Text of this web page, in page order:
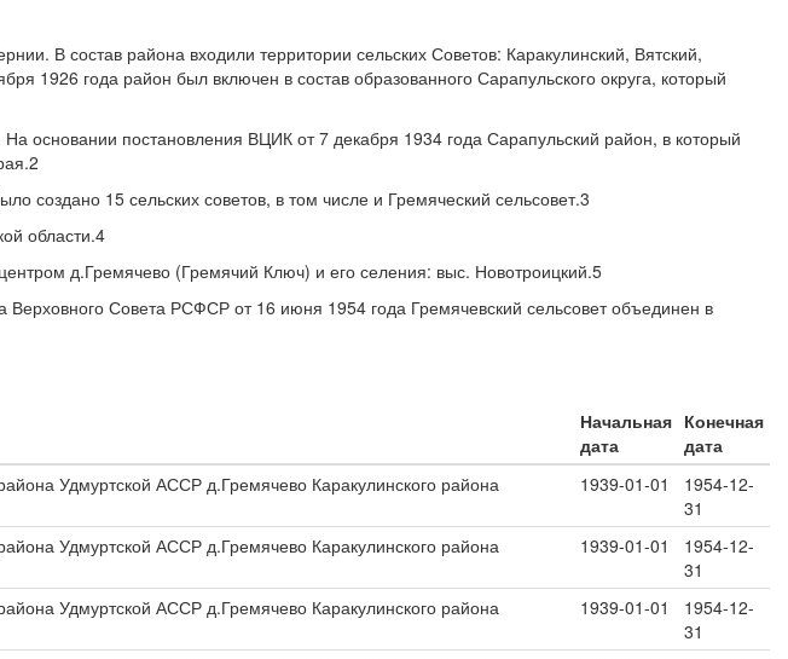
В состав района входили территории сельских Советов: Каракулинский, Вятский,
1926 года район был включен в состав образованного Сарапульского округа, который
основании постановления ВЦИК от 7 декабря 1934 года Сарапульский район, в который
создано 15 сельских советов, в том числе и Гремяческий сельсовет.3
области.4
д.Гремячево (Гремячий Ключ) и его селения: выс. Новотроицкий.5
Совета РСФСР от 16 июня 1954 года Гремячевский сельсовет объединен в
Начальная
дата
Конечная
дата
Удмуртской АССР д.Гремячево Каракулинского района
1939-01-01
1954-12-
31
Удмуртской АССР д.Гремячево Каракулинского района
1939-01-01
1954-12-
31
Удмуртской АССР д.Гремячево Каракулинского района
1939-01-01
1954-12-
31